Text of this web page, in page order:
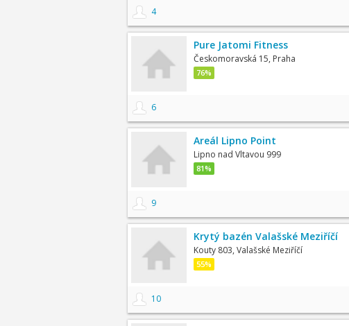
4
Pure Jatomi Fitness
Českomoravská 15, Praha
76%
6
Areál Lipno Point
Lipno nad Vltavou 999
81%
9
Krytý bazén Valašské Meziříčí
Kouty 803, Valašské Meziříčí
55%
10